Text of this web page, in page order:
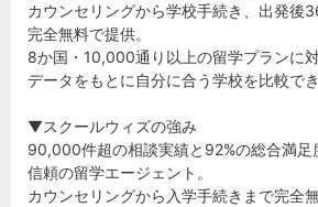
カウンセリングから学校手続き、出発後
完全無料で提供。
8か国・10,000通り以上の留学プランに
データをもとに自分に合う学校を比較でき
▼スクールウィズの強み
90,000件超の相談実績と92%の総合満足
信頼の留学エージェント。
カウンセリングから入学手続きまで完全